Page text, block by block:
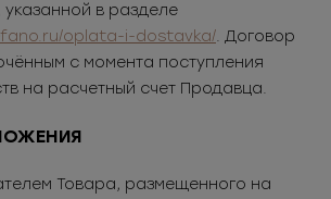
указанной в разделе
oplata-i-dostavka/. Договор
с момента поступления
на расчетный счет Продавца.
Товара, размещенного на